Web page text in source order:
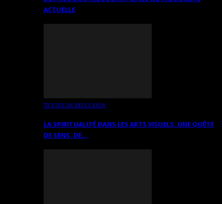
ACTUELLE
TEXTES DE RÉFLEXION
LA SPIRITUALITÉ DANS LES ARTS VISUELS: UNE QUÊTE
DE SENS, DE…